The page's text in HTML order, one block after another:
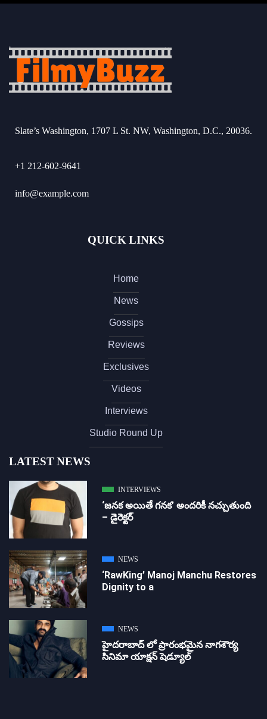
Slate’s Washington, 1707 L St. NW, Washington, D.C., 20036.
+1 212-602-9641
info@example.com
QUICK LINKS
Home
News
Gossips
Reviews
Exclusives
Videos
Interviews
Studio Round Up
LATEST NEWS
INTERVIEWS
‘జ‌న‌క అయితే గ‌న‌క‌’ అందరికీ నచ్చుతుంది
– డైరెక్ట‌ర్
NEWS
‘RawKing’ Manoj Manchu Restores
Dignity to a
NEWS
హైదరాబాద్ లో ప్రారంభమైన నాగశౌర్య
సినిమా యాక్షన్ షెడ్యూల్